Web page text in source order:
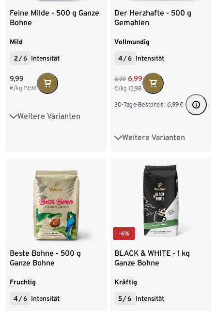
Feine Milde - 500 g Ganze
Bohne
Mild
2 /6 Intensität
9,99
€/kg 19,98
Weitere Varianten
500 g Ganze Bohne
8 x 1 kg Ganze Bohne
500 g Gemahlen
1 kg Gemahlen
9 x 500 g Gemahlen
Der Herzhafte - 500 g
Gemahlen
Vollmundig
4/6 Intensität
8,99 6,99
€/kg 13,98
30-Tage-Bestpreis: 6,99€
Weitere Varianten
500 g Gemahlen
4 x 1 kg Gemahlen
9 x 500 g Gemahlen
Beste Bohne - 500 g
Ganze Bohne
Fruchtig
4/6 Intensität
-6%
BLACK & WHITE - 1 kg
Ganze Bohne
Kräftig
5/6 Intensität